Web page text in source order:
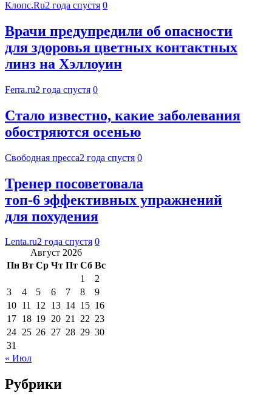
Клопс.Ru2 года спустя 0
Врачи предупредили об опасности
для здоровья цветных контактных
линз на Хэллоуин
Ferra.ru2 года спустя 0
Стало известно, какие заболевания
обостряются осенью
Свободная пресса2 года спустя 0
Тренер посоветовала
топ-6 эффективных упражнений
для похудения
Lenta.ru2 года спустя 0
Август 2026
Пн Вт Ср Чт Пт Сб Вс
1
2
3
4 5 6 7 8
9
10 11 12 13 14 15 16
17 18 19 20 21 22 23
24 25 26 27 28 29 30
31
« Июл
Рубрики